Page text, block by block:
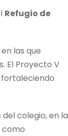
Refugio de
en las que
El Proyecto V
colegio, en la
como